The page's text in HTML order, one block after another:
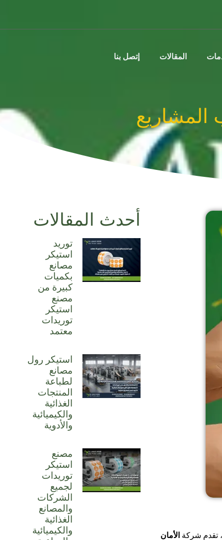
المقالات إتصل بنا
تقدم شركة الأمان
أحدث المقالات
توريد
استيكر
مصانع
بكميات
كبيرة من
مصنع
استيكر
توريدات
معتمد
استيكر رول
مصانع
لطباعة
المنتجات
الغذائية
والكيميائية
والأدوية
مصنع
استيكر
توريدات
لجميع
الشركات
والمصانع
الغذائية
والكيميائية